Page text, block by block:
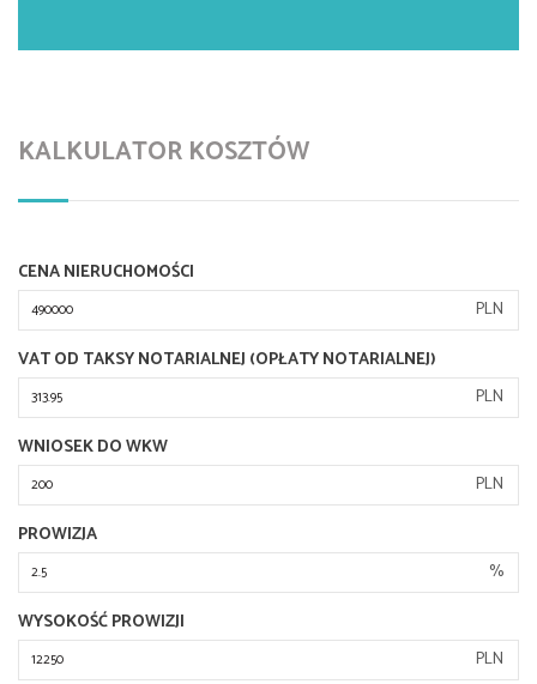
KALKULATOR KOSZTÓW
CENA NIERUCHOMOŚCI
PLN
VAT OD TAKSY NOTARIALNEJ (OPŁATY NOTARIALNEJ)
PLN
WNIOSEK DO WKW
PLN
PROWIZJA
%
WYSOKOŚĆ PROWIZJI
PLN